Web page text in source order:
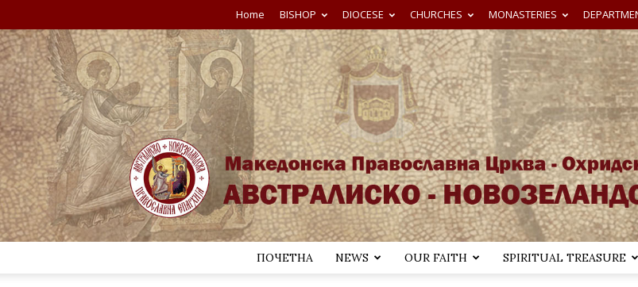
Home BISHOP DIOCESE CHURCHES MONASTERIES
ПОЧЕТНА NEWS OUR FAITH SPIRITUAL TREASURE